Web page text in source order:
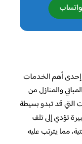
إحدى أهم الخدمات
والمنازل من
التي قد تبدو بسيطة
تؤدي إلى تلف
مما يترتب عليه